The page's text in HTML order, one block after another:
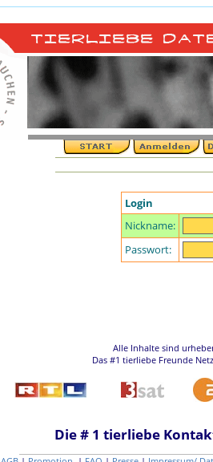
Login
Nickname:
Passwort:
Alle Inhalte sind
Das #1 tierliebe Freunde
Die # 1 tierliebe